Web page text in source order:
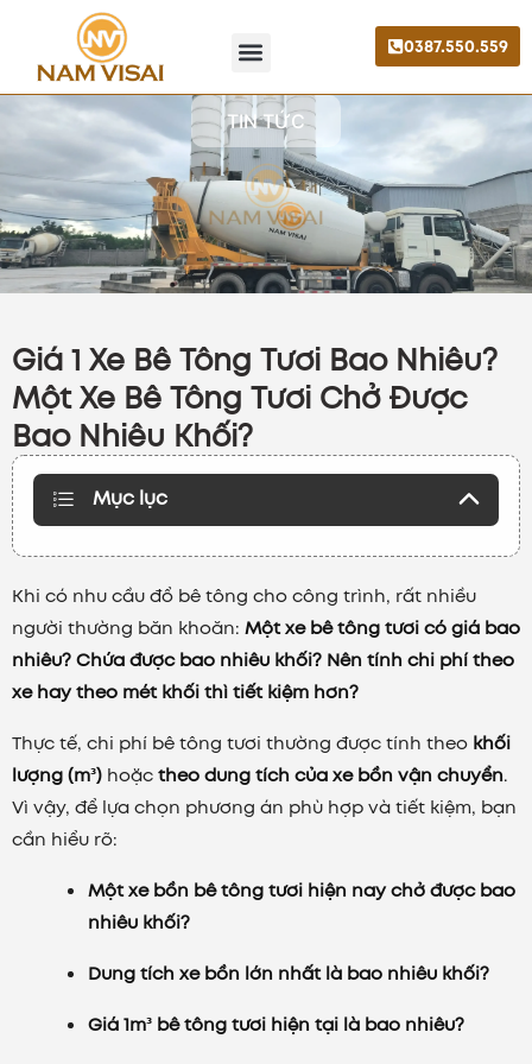
0387.550.559
TIN TỨC
Giá 1 Xe Bê Tông Tươi Bao Nhiêu?
Một Xe Bê Tông Tươi Chở Được
Bao Nhiêu Khối?
Mục lục
Khi có nhu cầu đổ bê tông cho công trình, rất nhiều
người thường băn khoăn: Một xe bê tông tươi có giá bao
nhiêu? Chứa được bao nhiêu khối? Nên tính chi phí theo
xe hay theo mét khối thì tiết kiệm hơn?
Thực tế, chi phí bê tông tươi thường được tính theo khối
lượng (m³) hoặctheo dung tích của xe bồn vận chuyển.
Vì vậy, để lựa chọn phương án phù hợp và tiết kiệm, bạn
cần hiểu rõ:
Một xe bồn bê tông tươi hiện nay chở được bao
nhiêu khối?
Dung tích xe bồn lớn nhất là bao nhiêu khối?
Giá 1m³ bê tông tươi hiện tại là bao nhiêu?